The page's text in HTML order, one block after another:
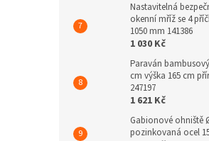
Nastavitelná
okenní mříž se 4
1050 mm 141386
1 030 Kč
Paraván
cm výška 165 cm
247197
1 621 Kč
Gabionové ohniště
pozinkovaná ocel